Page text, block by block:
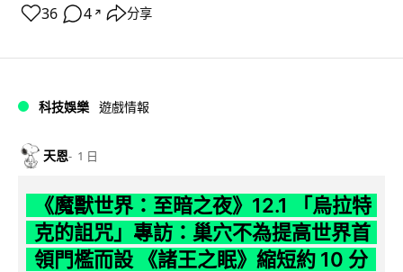
36 4 ↗ 分享
科技娛樂 遊戲情報
天恩 1 日
《魔獸世界：至暗之夜》12.1 「烏拉特
克的詛咒」專訪：巢穴不為提高世界首
領門檻而設 《諸王之眠》縮短約 10 分